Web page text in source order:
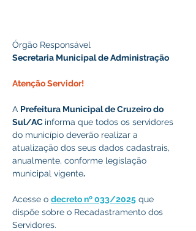
Órgão Responsável
Secretaria Municipal de Administração
Atenção Servidor!
A Prefeitura Municipal de Cruzeiro do
Sul/AC informa que todos os servidores
do município deverão realizar a
atualização dos seus dados cadastrais,
anualmente, conforme legislação
municipal vigente.
Acesse o decreto nº 033/2025 que
dispõe sobre o Recadastramento dos
Servidores.